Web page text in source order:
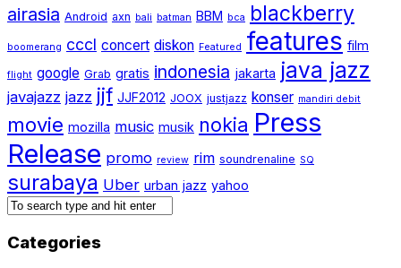
airasia Android axn bali batman BBM bca blackberry
boomerang cccl concert diskon Featured features film
flight google Grab gratis indonesia jakarta java jazz
javajazz jazz jjf JJF2012 JOOX justjazz konser mandiri debit
movie mozilla music musik nokia Press
Release promo review rim soundrenaline SQ
surabaya Uber urban jazz yahoo
Categories